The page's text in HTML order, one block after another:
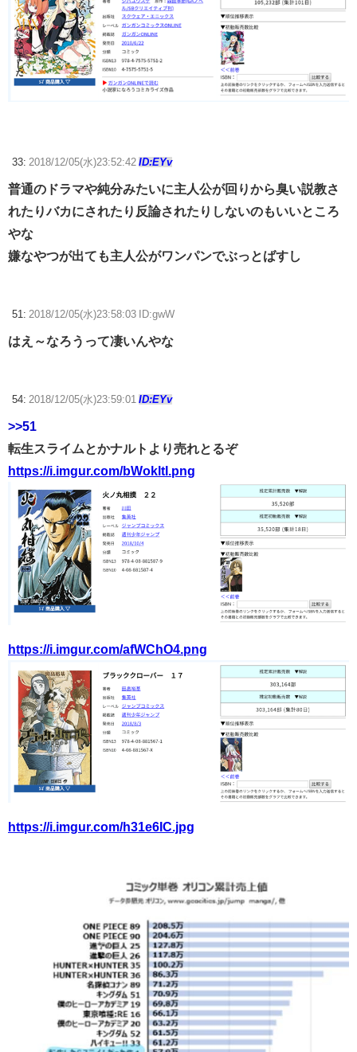
33: 2018/12/05(水)23:52:42 ID:EYv
普通のドラマや純分みたいに主人公が回りから臭い説教さ
れたりバカにされたり反論されたりしないのもいいところ
やな
嫌なやつが出ても主人公がワンパンでぶっとばすし
51: 2018/12/05(水)23:58:03 ID:gwW
はえ～なろうって凄いんやな
54: 2018/12/05(水)23:59:01 ID:EYv
>>51
転生スライムとかナルトより売れとるぞ
https://i.imgur.com/bWokltI.png
https://i.imgur.com/afWChO4.png
https://i.imgur.com/h31e6IC.jpg